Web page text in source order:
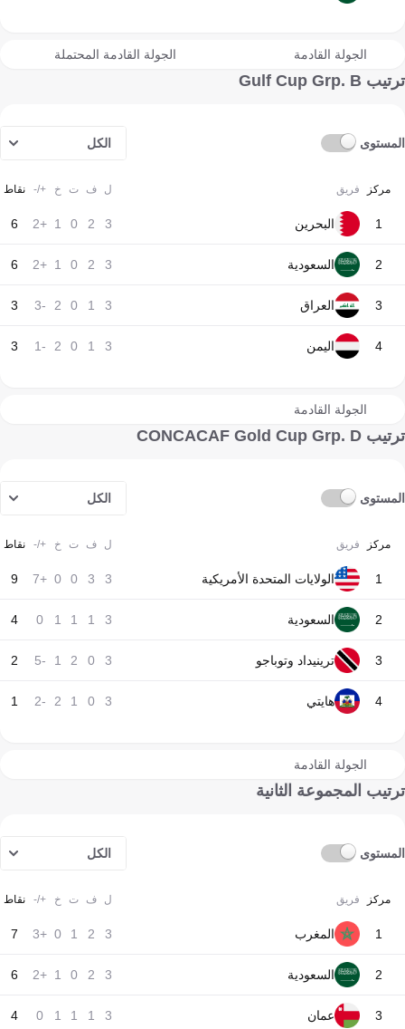
الجولة القادمة الجولة القادمة المحتملة
ترتيب Gulf Cup Grp. B
المستوى الكل
مركز فريق ل ف ت خ +/- نقاط
1 البحرين 3
2
0
1
+2
6
2 السعودية 3
2
0
1
+2
6
3 العراق 3
1
0
2
-3
3
4 اليمن 3
1
0
2
-1
3
الجولة القادمة
ترتيب CONCACAF Gold Cup Grp. D
المستوى الكل
مركز فريق ل ف ت خ +/- نقاط
1 الولايات المتحدة الأمريكية 3
3
0
0
+7
9
2 السعودية 3
1
1
1
0
4
3 ترينيداد وتوباجو 3
0
2
1
-5
2
4 هايتي 3
0
1
2
-2
1
الجولة القادمة
ترتيب المجموعة الثانية
المستوى الكل
مركز فريق ل ف ت خ +/- نقاط
1 المغرب 3
2
1
0
+3
7
2 السعودية 3
2
0
1
+2
6
3 عمان 3
1
1
1
0
4